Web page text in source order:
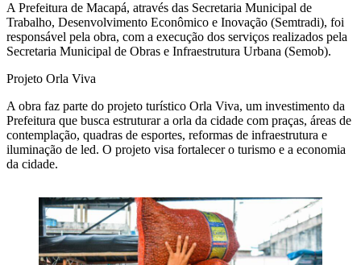
A Prefeitura de Macapá, através das Secretaria Municipal de
Trabalho, Desenvolvimento Econômico e Inovação (Semtradi), foi
responsável pela obra, com a execução dos serviços realizados pela
Secretaria Municipal de Obras e Infraestrutura Urbana (Semob).
Projeto Orla Viva
A obra faz parte do projeto turístico Orla Viva, um investimento da
Prefeitura que busca estruturar a orla da cidade com praças, áreas de
contemplação, quadras de esportes, reformas de infraestrutura e
iluminação de led. O projeto visa fortalecer o turismo e a economia
da cidade.